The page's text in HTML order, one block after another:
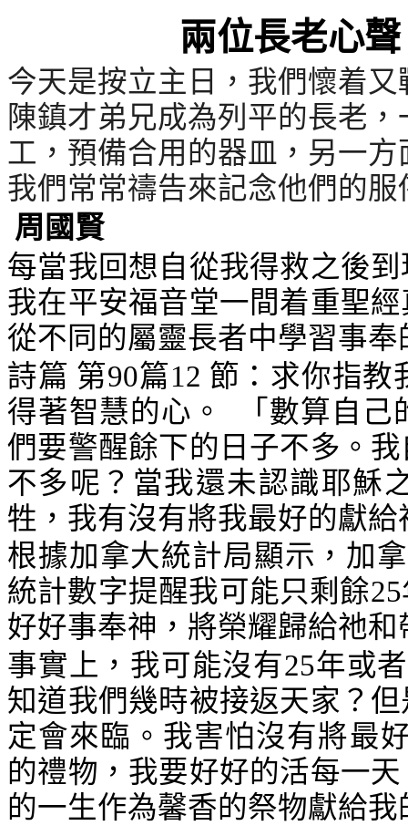
兩位長老心聲
今天是按立主日，我們懷着
陳鎮才弟兄成為列平的長老
工，預備合用的器皿，另一
我們常常禱告來記念他們的
周國賢
每當我回想自從我得救之後
我在平安福音堂一間着重聖
從不同的屬靈長者中學習事奉
詩篇 第90篇 12 節：求你指教
得著智慧的心。
「數算自
們要警醒餘下的日子不多。
不多呢？當我還未認識耶穌
牲，我有沒有將我最好的獻給
根據加拿大統計局顯示，加
統計數字提醒我可能只剩餘25
好好事奉神，將榮耀歸給祂和
事實上，我可能沒有25年或
知道我們幾時被接返天家？
定會來臨。我害怕沒有將最
的禮物，我要好好的活每一
的一生作為馨香的祭物獻給我